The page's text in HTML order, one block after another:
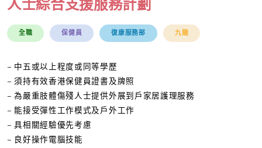
人士綜合支援服務計劃
全職 保健員 復康服務部 九龍
– 中五或以上程度或同等學歷
– 須持有效香港保健員證書及牌照
– 為嚴重肢體傷殘人士提供外展到戶家居護理服務
– 能接受彈性工作模式及戶外工作
– 具相關經驗優先考慮
– 良好操作電腦技能